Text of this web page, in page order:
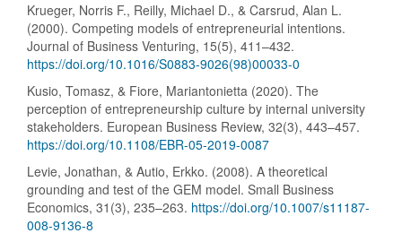
Krueger, Norris F., Reilly, Michael D., & Carsrud, Alan L.
(2000). Competing models of entrepreneurial intentions.
Journal of Business Venturing, 15(5), 411–432.
https://doi.org/10.1016/S0883-9026(98)00033-0
Kusio, Tomasz, & Fiore, Mariantonietta (2020). The
perception of entrepreneurship culture by internal university
stakeholders. European Business Review, 32(3), 443–457.
https://doi.org/10.1108/EBR-05-2019-0087
Levie, Jonathan, & Autio, Erkko. (2008). A theoretical
grounding and test of the GEM model. Small Business
Economics, 31(3), 235–263. https://doi.org/10.1007/s11187-
008-9136-8